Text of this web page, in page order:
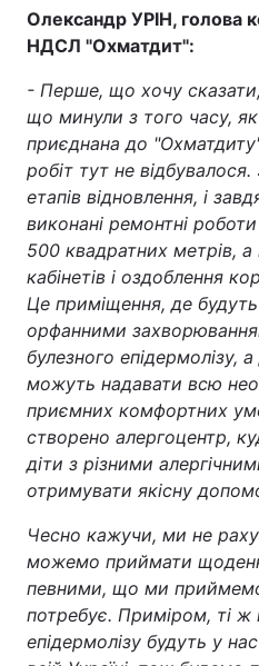
Олександр УРІН, голова
НДСЛ "Охматдит":
- Перше, що хочу
що минули з того часу, як
приєднана до
робіт тут не
етапів відновлення, і
виконані ремонтні
500 квадратних метрів, а
кабінетів і оздоблення
Це приміщення, де
орфанними
булезного епідермолізу,
можуть надавати всю
приємних комфортних
створено алергоцентр,
діти з різними
отримувати якісну
Чесно кажучи, ми не
можемо приймати
певними, що ми
потребує. Приміром, ті ж
епідермолізу будуть у